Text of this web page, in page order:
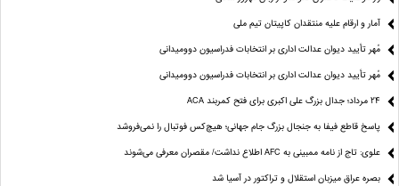
آمار و ارقام علیه منتقدان کاپیتان تیم ملی
مُهر تأیید دیوان عدالت اداری بر انتخابات فدراسیون دوومیدانی
مُهر تأیید دیوان عدالت اداری بر انتخابات فدراسیون دوومیدانی
24 مرداد؛ جدال بزرگ علی‌ اکبری برای فتح کمربند ACA
پاسخ قاطع فیفا به جنجال بزرگ جام جهانی؛ هیچ‌کس فوتبال را نمی‌فروشد
علوی: تاج از نامه ممبینی به AFC اطلاع نداشت/ مقصران معرفی می‌شوند
بصره عراق میزبان استقلال و تراکتور در آسیا شد